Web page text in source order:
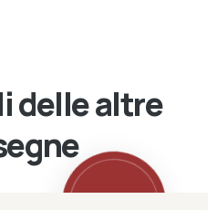
delle altre